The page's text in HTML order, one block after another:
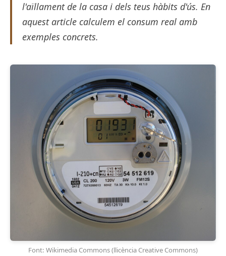
l'aïllament de la casa i dels teus hàbits d'ús. En
aquest article calculem el consum real amb
exemples concrets.
Font: Wikimedia Commons (llicència Creative Commons)